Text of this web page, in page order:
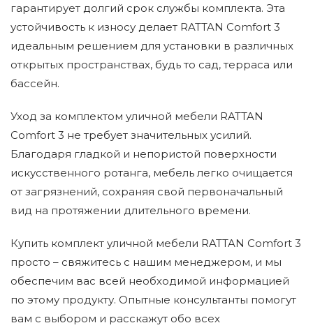
гарантирует долгий срок службы комплекта. Эта
устойчивость к износу делает RATTAN Comfort 3
идеальным решением для установки в различных
открытых пространствах, будь то сад, терраса или
бассейн.
Уход за комплектом уличной мебели RATTAN
Comfort 3 не требует значительных усилий.
Благодаря гладкой и непористой поверхности
искусственного ротанга, мебель легко очищается
от загрязнений, сохраняя свой первоначальный
вид на протяжении длительного времени.
Купить комплект уличной мебели RATTAN Comfort 3
просто – свяжитесь с нашим менеджером, и мы
обеспечим вас всей необходимой информацией
по этому продукту. Опытные консультанты помогут
вам с выбором и расскажут обо всех